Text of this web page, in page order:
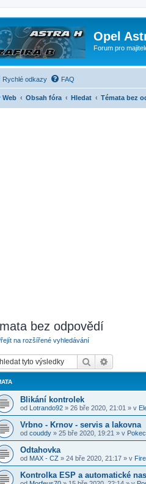
Opel
Forum pro
Rychlé odkazy FAQ
Web Obsah fóra Hledat Témata bez
bez odpovědí
na rozšířené vyhledávání
Hledat
Blikání kontrolek
od Lotrando92 » 26 bře 2020, 21:01 » v
Vrbno - Krnov - servis a lakovna
od couddy » 25 bře 2020, 19:21 » v Pokec
Odtahovka
od MAX - CZ » 24 bře 2020, 21:17 » v
Kontrolka ESP a automatické